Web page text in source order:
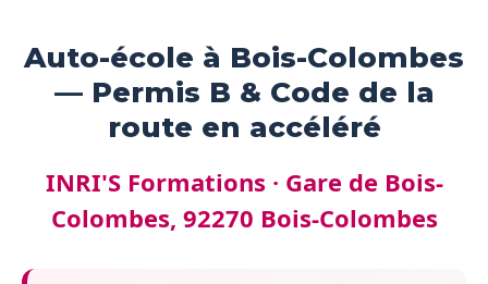
Auto-école à Bois-Colombes
— Permis B & Code de la
route en accéléré
INRI'S Formations · Gare de Bois-
Colombes, 92270 Bois-Colombes